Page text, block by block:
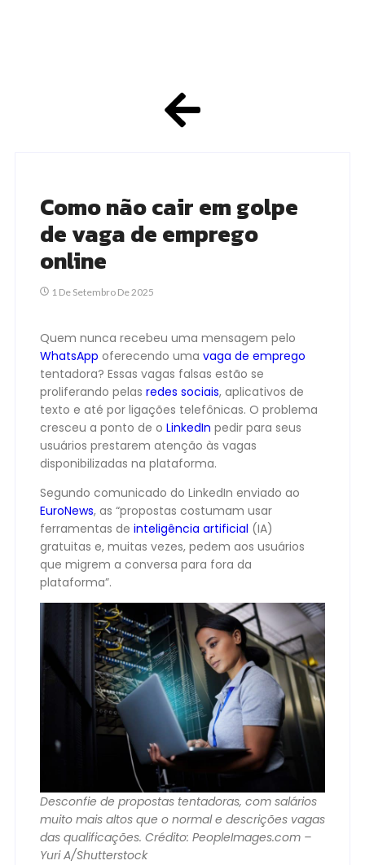
Como não cair em golpe
de vaga de emprego
online
1 De Setembro De 2025
Quem nunca recebeu uma mensagem pelo
WhatsApp oferecendo uma vaga de emprego
tentadora? Essas vagas falsas estão se
proliferando pelas redes sociais, aplicativos de
texto e até por ligações telefônicas. O problema
cresceu a ponto de o LinkedIn pedir para seus
usuários prestarem atenção às vagas
disponibilizadas na plataforma.
Segundo comunicado do LinkedIn enviado ao
EuroNews, as “propostas costumam usar
ferramentas de inteligência artificial (IA)
gratuitas e, muitas vezes, pedem aos usuários
que migrem a conversa para fora da
plataforma”.
Desconfie de propostas tentadoras, com salários
muito mais altos que o normal e descrições vagas
das qualificações. Crédito: PeopleImages.com –
Yuri A/Shutterstock